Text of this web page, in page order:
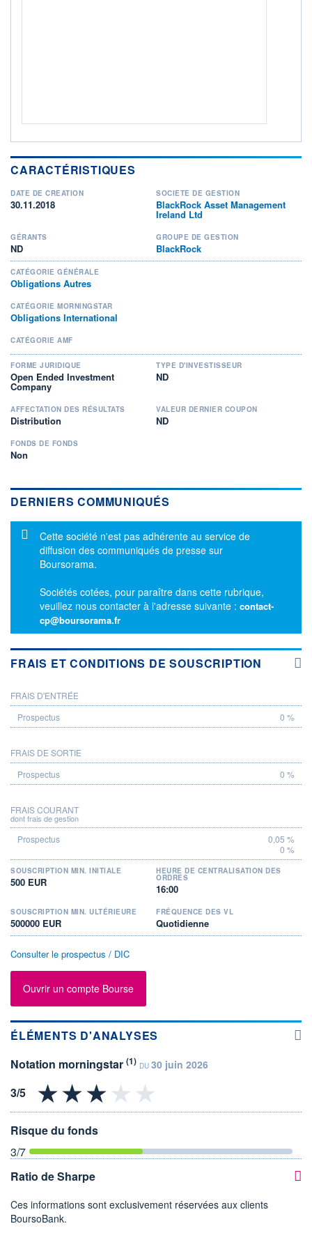
CARACTÉRISTIQUES
DATE DE CRÉATION
30.11.2018
SOCIÉTÉ DE GESTION
BlackRock Asset Management
Ireland Ltd
GÉRANTS
ND
GROUPE DE GESTION
BlackRock
CATÉGORIE GÉNÉRALE
Obligations Autres
CATÉGORIE MORNINGSTAR
Obligations International
CATÉGORIE AMF
FORME JURIDIQUE
Open Ended Investment
Company
TYPE D'INVESTISSEUR
ND
AFFECTATION DES RÉSULTATS
Distribution
VALEUR DERNIER COUPON
ND
FONDS DE FONDS
Non
DERNIERS COMMUNIQUÉS
Message d'information
Cette société n'est pas adhérente au service de
diffusion des communiqués de presse sur
Boursorama.
Sociétés cotées, pour paraître dans cette rubrique,
veuillez nous contacter à l'adresse suivante : contact-
cp@boursorama.fr
FRAIS ET CONDITIONS DE SOUSCRIPTION
PROSPECTUS
FRAIS D'ENTRÉE
0 %
FRAIS DE SORTIE
0 %
FRAIS COURANT
dont frais de gestion
0,05 %
0 %
SOUSCRIPTION MIN. INITIALE
500 EUR
HEURE DE CENTRALISATION DES
ORDRES
16:00
SOUSCRIPTION MIN. ULTÉRIEURE
500000 EUR
FRÉQUENCE DES VL
Quotidienne
Consulter le prospectus / DIC
Ouvrir un compte Bourse
ÉLÉMENTS D'ANALYSES
Notation morningstar (1) DU 30 juin 2026
Risque du fonds
3/7
Ratio de Sharpe
Ces informations sont exclusivement réservées aux clients
BoursoBank.